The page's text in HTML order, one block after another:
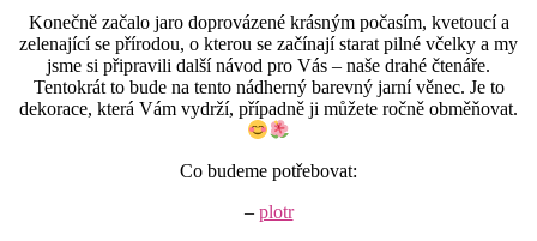
Konečně začalo jaro doprovázené krásným počasím, kvetoucí a
zelenající se přírodou, o kterou se začínají starat pilné včelky a my
jsme si připravili další návod pro Vás – naše drahé čtenáře.
Tentokrát to bude na tento nádherný barevný jarní věnec. Je to
dekorace, která Vám vydrží, případně ji můžete ročně obměňovat.
Co budeme potřebovat:
– plotr